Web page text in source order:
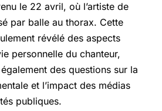
le 22 avril, où l’artiste de
par balle au thorax. Cette
révélé des aspects
personnelle du chanteur,
des questions sur la
et l’impact des médias
publiques.